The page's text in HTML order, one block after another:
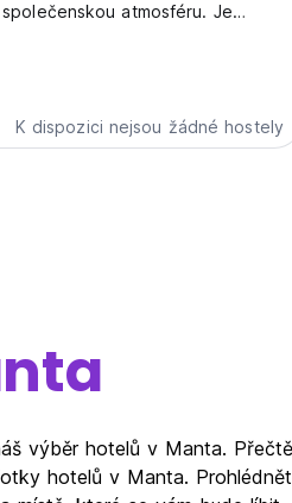
atmosféru. Je
K dispozici nejsou žádné hostely
výběr hotelů v Manta.
hotelů v Manta.